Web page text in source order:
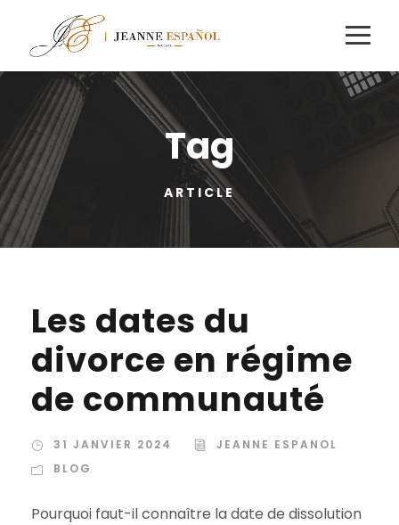
Tag
ARTICLE
Les dates du
divorce en régime
de communauté
31 JANVIER 2024
JEANNE ESPANOL
BLOG
Pourquoi faut-il connaître la date de dissolution